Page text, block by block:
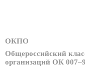
ОКПО
Общероссийский
организаций ОК